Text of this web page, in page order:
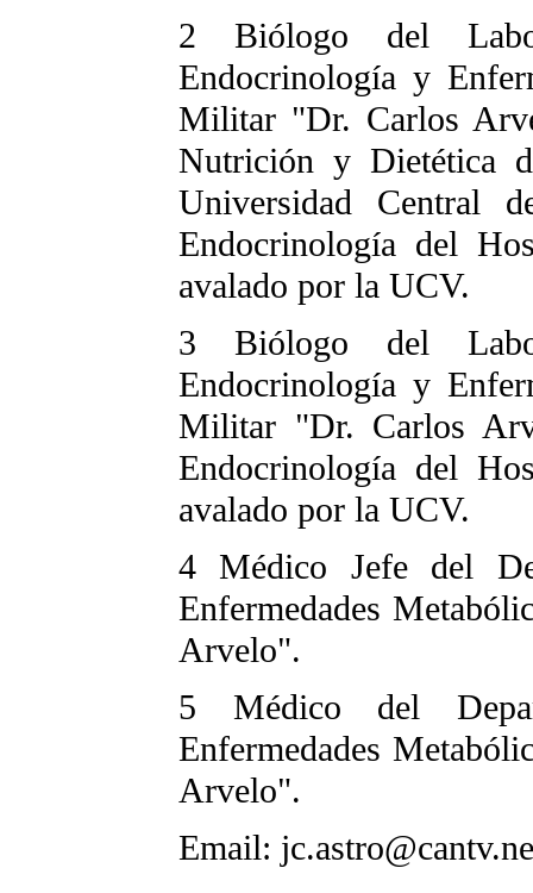
2 Biólogo del
Endocrinología y
Militar "Dr. Carlos
Nutrición y Dietética
Universidad Central
Endocrinología del
avalado por la UCV.
3 Biólogo del
Endocrinología y
Militar "Dr. Carlos
Endocrinología del
avalado por la UCV.
4 Médico Jefe del
Enfermedades
Arvelo".
5 Médico del
Enfermedades
Arvelo".
Email: